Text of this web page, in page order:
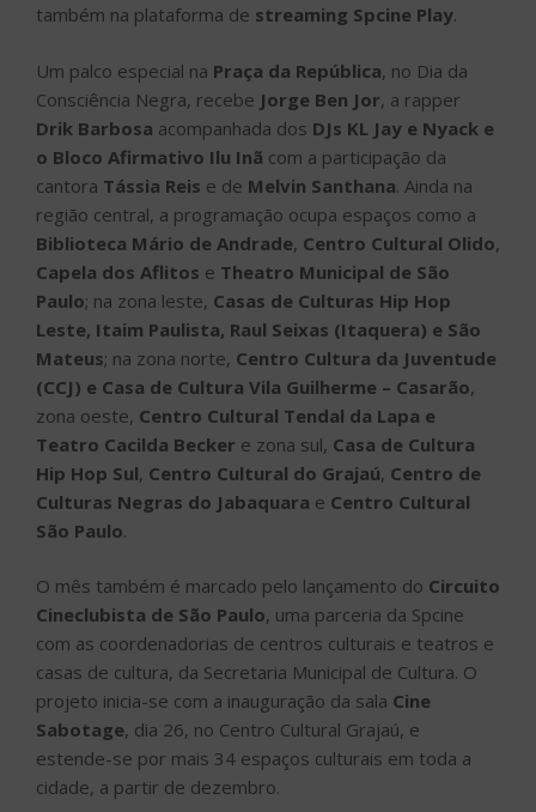
também na plataforma de streaming Spcine Play.
Um palco especial na Praça da República, no Dia da
Consciência Negra, recebe Jorge Ben Jor, a rapper
Drik Barbosa acompanhada dos DJs KL Jay e Nyack e
o Bloco Afirmativo Ilu Inã com a participação da
cantora Tássia Reis e de Melvin Santhana. Ainda na
região central, a programação ocupa espaços como a
Biblioteca Mário de Andrade, Centro Cultural Olido,
Capela dos Aflitos e Theatro Municipal de São
Paulo; na zona leste, Casas de Culturas Hip Hop
Leste, Itaim Paulista, Raul Seixas (Itaquera) e São
Mateus; na zona norte, Centro Cultura da Juventude
(CCJ) e Casa de Cultura Vila Guilherme – Casarão,
zona oeste, Centro Cultural Tendal da Lapa e
Teatro Cacilda Becker e zona sul, Casa de Cultura
Hip Hop Sul, Centro Cultural do Grajaú, Centro de
Culturas Negras do Jabaquara e Centro Cultural
São Paulo.
O mês também é marcado pelo lançamento do Circuito
Cineclubista de São Paulo, uma parceria da Spcine
com as coordenadorias de centros culturais e teatros e
casas de cultura, da Secretaria Municipal de Cultura. O
projeto inicia-se com a inauguração da sala Cine
Sabotage, dia 26, no Centro Cultural Grajaú, e
estende-se por mais 34 espaços culturais em toda a
cidade, a partir de dezembro.